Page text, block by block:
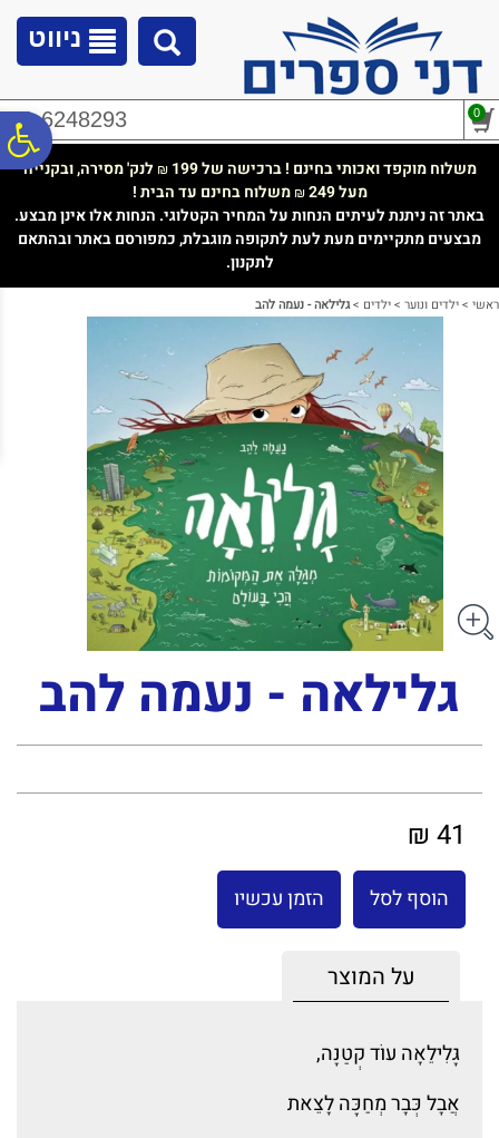
נגישות
ניווט
02-6248293 0
משלוח מוקפד ואכותי בחינם ! ברכישה של 199 ₪ לנק' מסירה, ובקנייה
מעל 249
₪משלוח בחינם עד הבית !
באתר זה ניתנת לעיתים הנחות על המחיר הקטלוגי. הנחות אלו אינן מבצע.
מבצעים מתקיימים מעת לעת לתקופה מוגבלת, כמפורסם באתר ובהתאם
לתקנון.
ראשי >ילדים ונוער >ילדים >גלילאה - נעמה להב
גלילאה - נעמה להב
41 ₪
הוסף לסל הזמן עכשיו
על המוצר
גָּלִילֵאָה עוֹד קְטַנָּה,
אֲבָל כְּבָר מְחַכָּה לָצֵאת